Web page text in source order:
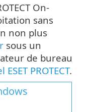
On-
sans
non plus
sous un
de bureau
PROTECT.